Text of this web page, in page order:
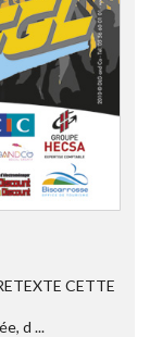
CETTE
d ...